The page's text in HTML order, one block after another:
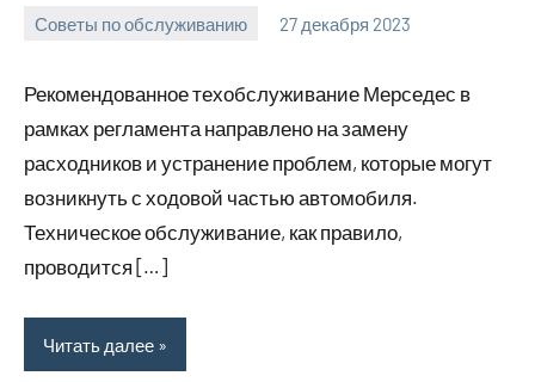
Советы по обслуживанию 27 декабря 2023
Рекомендованное техобслуживание Мерседес в
рамках регламента направлено на замену
расходников и устранение проблем, которые могут
возникнуть с ходовой частью автомобиля.
Техническое обслуживание, как правило,
проводится […]
Читать далее